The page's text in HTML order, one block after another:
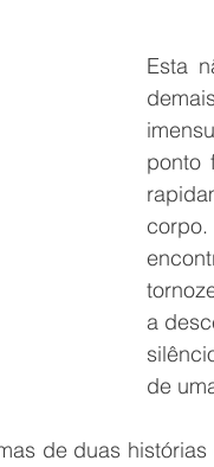
Esta
ponto
a
de
de duas